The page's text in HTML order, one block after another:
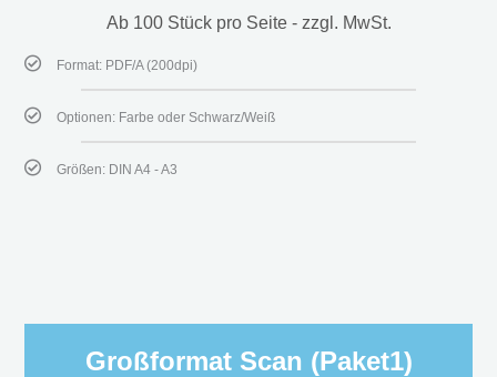
Ab 100 Stück pro Seite - zzgl. MwSt.
Format: PDF/A (200dpi)
Optionen: Farbe oder Schwarz/Weiß
Größen: DIN A4 - A3
Großformat Scan (Paket1)